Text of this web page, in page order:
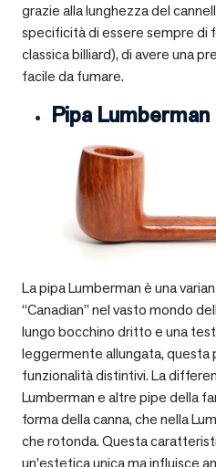
grazie alla lunghezza del
specificità di essere sempre di
classica billiard), di avere una
facile da fumare.
Pipa Lumberman
La pipa Lumberman è una
“Canadian” nel vasto mondo
lungo bocchino dritto e una
leggermente allungata, questa
funzionalità distintivi. La
Lumberman e altre pipe della
forma della canna, che nella
che rotonda. Questa
un’estetica unica ma influisce